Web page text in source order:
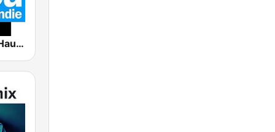
France Bleu Haute Normandie